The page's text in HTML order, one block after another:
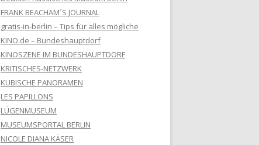
FRANK BEACHAM´S JOURNAL
gratis-in-berlin – Tips für alles mögliche
KINO.de – Bundeshauptdorf
KINOSZENE IM BUNDESHAUPTDORF
KRITISCHES-NETZWERK
KUBISCHE PANORAMEN
LES PAPILLONS
LÜGENMUSEUM
MUSEUMSPORTAL BERLIN
NICOLE DIANA KÄSER